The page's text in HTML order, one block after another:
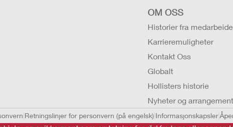
OM OSS
Historier fra
Karrieremuligheter
Kontakt Oss
Globalt
Hollisters historie
Nyheter og
Retningslinjer for personvern (på engelsk) Informasjonskapsler